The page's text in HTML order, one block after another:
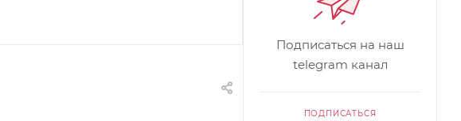
Подписаться на наш
telegram канал
ПОДПИСАТЬСЯ